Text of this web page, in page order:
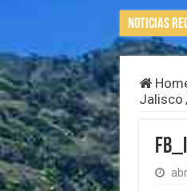
Noticias
Jalisco